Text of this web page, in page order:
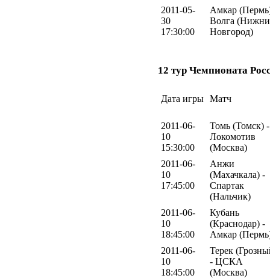
2011-05-
30
17:30:00
Амкар
Волга
Новгород)
12 тур Чемпионата
Дата игры Матч
2011-06-
10
15:30:00
Томь (Томск) -
Локомотив
(Москва)
2011-06-
10
17:45:00
Анжи
(Махачкала) -
Спартак
(Нальчик)
2011-06-
10
18:45:00
Кубань
(Краснодар) -
Амкар
2011-06-
10
18:45:00
Терек
- ЦСКА
(Москва)